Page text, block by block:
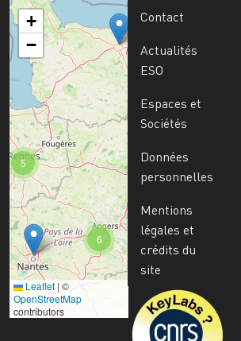
6
5
+
−
Leaflet | ©
OpenStreetMap
contributors
Contact
Actualités
ESO
Espaces et
Sociétés
Données
personnelles
Mentions
légales et
crédits du
site
Image